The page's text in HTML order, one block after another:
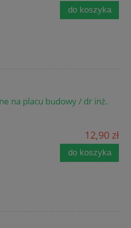
do koszyka
na placu budowy / dr inż.
12,90 zł
do koszyka